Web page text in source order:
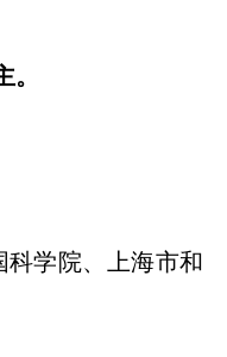
学院、上海市和